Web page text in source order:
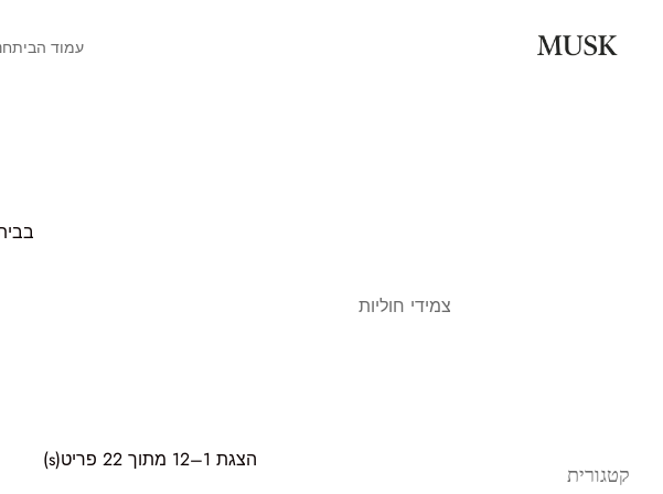
עמוד הבית
צמידי חוליות
קטגורית
הצגת 1–12 מתוך 22 פריט(s)